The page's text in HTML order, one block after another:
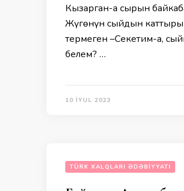
Кызарган-а сырын
Жүгөнүн сыйдын
термеген –Секетим-а,
белем? …
10 İYUL 2023
TÜRK XALQLARI ƏDƏBIYYATI